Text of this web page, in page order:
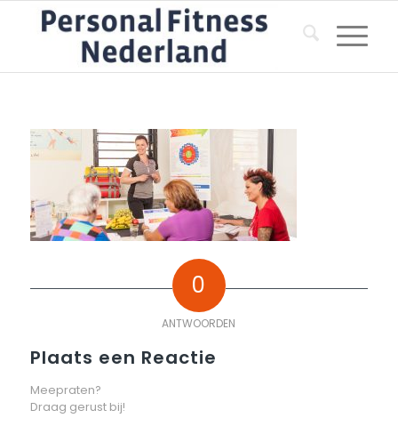
0
ANTWOORDEN
Plaats een Reactie
Meepraten?
Draag gerust bij!